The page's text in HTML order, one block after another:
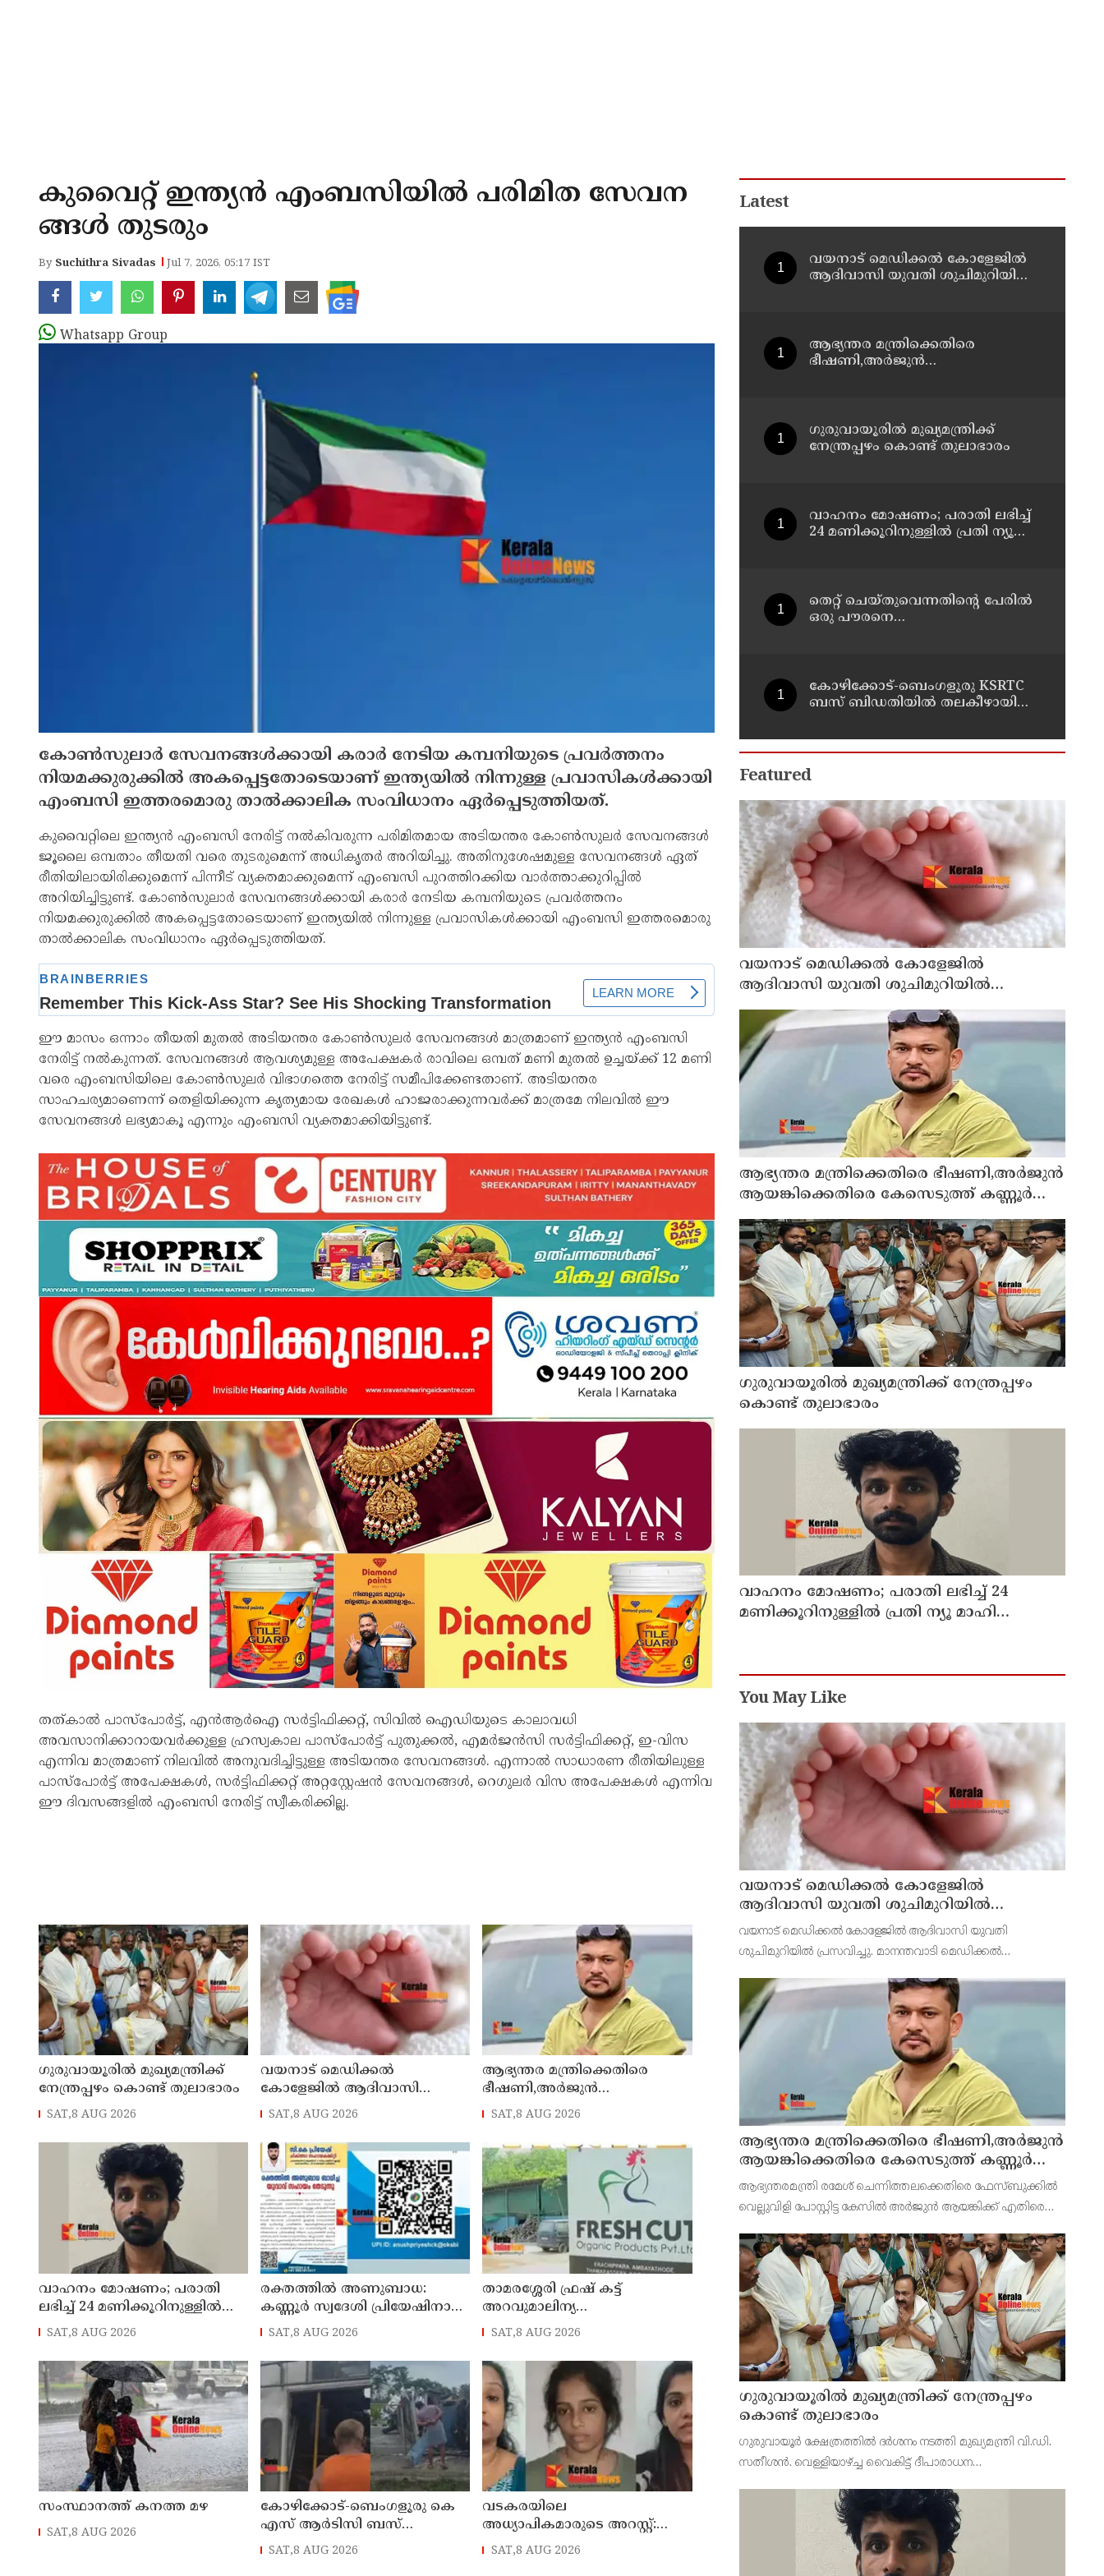
കുവൈറ്റ് ഇന്ത്യന്‍ എംബസിയില്‍ പരിമിത സേവന
ങ്ങള്‍ തുടരും
By Suchithra Sivadas Jul 7, 2026, 05:17 IST
Whatsapp Group
കോണ്‍സുലാര്‍ സേവനങ്ങള്‍ക്കായി കരാര്‍ നേടിയ കമ്പനിയുടെ പ്രവര്‍ത്തനം
നിയമക്കുരുക്കില്‍ അകപ്പെട്ടതോടെയാണ് ഇന്ത്യയില്‍ നിന്നുള്ള പ്രവാസികള്‍ക്കായി
എംബസി ഇത്തരമൊരു താല്‍ക്കാലിക സംവിധാനം ഏര്‍പ്പെടുത്തിയത്.
കുവൈറ്റിലെ ഇന്ത്യന്‍ എംബസി നേരിട്ട് നല്‍കിവരുന്ന പരിമിതമായ അടിയന്തര കോണ്‍സുലര്‍ സേവനങ്ങള്‍
ജൂലൈ ഒമ്പതാം തീയതി വരെ തുടരുമെന്ന് അധികൃതര്‍ അറിയിച്ചു. അതിനുശേഷമുള്ള സേവനങ്ങള്‍ ഏത്
രീതിയിലായിരിക്കുമെന്ന് പിന്നീട് വ്യക്തമാക്കുമെന്ന് എംബസി പുറത്തിറക്കിയ വാര്‍ത്താക്കുറിപ്പില്‍
അറിയിച്ചിട്ടുണ്ട്. കോണ്‍സുലാര്‍ സേവനങ്ങള്‍ക്കായി കരാര്‍ നേടിയ കമ്പനിയുടെ പ്രവര്‍ത്തനം
നിയമക്കുരുക്കില്‍ അകപ്പെട്ടതോടെയാണ് ഇന്ത്യയില്‍ നിന്നുള്ള പ്രവാസികള്‍ക്കായി എംബസി ഇത്തരമൊരു
താല്‍ക്കാലിക സംവിധാനം ഏര്‍പ്പെടുത്തിയത്.
ഈ മാസം ഒന്നാം തീയതി മുതല്‍ അടിയന്തര കോണ്‍സുലര്‍ സേവനങ്ങള്‍ മാത്രമാണ് ഇന്ത്യന്‍ എംബസി
നേരിട്ട് നല്‍കുന്നത്. സേവനങ്ങള്‍ ആവശ്യമുള്ള അപേക്ഷകര്‍ രാവിലെ ഒമ്പത് മണി മുതല്‍ ഉച്ചയ്ക്ക് 12 മണി
വരെ എംബസിയിലെ കോണ്‍സുലര്‍ വിഭാഗത്തെ നേരിട്ട് സമീപിക്കേണ്ടതാണ്. അടിയന്തര
സാഹചര്യമാണെന്ന് തെളിയിക്കുന്ന കൃത്യമായ രേഖകള്‍ ഹാജരാക്കുന്നവര്‍ക്ക് മാത്രമേ നിലവില്‍ ഈ
സേവനങ്ങള്‍ ലഭ്യമാകൂ എന്നും എംബസി വ്യക്തമാക്കിയിട്ടുണ്ട്.
തത്കാല്‍ പാസ്പോര്‍ട്ട്, എന്‍ആര്‍ഐ സര്‍ട്ടിഫിക്കറ്റ്, സിവില്‍ ഐഡിയുടെ കാലാവധി
അവസാനിക്കാറായവര്‍ക്കുള്ള ഹ്രസ്വകാല പാസ്പോര്‍ട്ട് പുതുക്കല്‍, എമര്‍ജന്‍സി സര്‍ട്ടിഫിക്കറ്റ്, ഇ-വിസ
എന്നിവ മാത്രമാണ് നിലവില്‍ അനുവദിച്ചിട്ടുള്ള അടിയന്തര സേവനങ്ങള്‍. എന്നാല്‍ സാധാരണ രീതിയിലുള്ള
പാസ്പോര്‍ട്ട് അപേക്ഷകള്‍, സര്‍ട്ടിഫിക്കറ്റ് അറ്റസ്റ്റേഷന്‍ സേവനങ്ങള്‍, റെഗുലര്‍ വിസ അപേക്ഷകള്‍ എന്നിവ
ഈ ദിവസങ്ങളില്‍ എംബസി നേരിട്ട് സ്വീകരിക്കില്ല.
ഗുരുവായൂരിൽ മുഖ്യമന്ത്രിക്ക്
നേന്ത്രപ്പഴം കൊണ്ട് തുലാഭാരം
SAT,8 AUG 2026
വയനാട് മെഡിക്കല്‍
കോളേജില്‍ ആദിവാസി
യുവതി ശുചിമുറിയില്‍
SAT,8 AUG 2026
ആഭ്യന്തര മന്ത്രിക്കെതിരെ
ഭീഷണി,അര്‍ജുന്‍
ആയങ്കിക്കെതിരെ കേസെടുത്ത്
SAT,8 AUG 2026
വാഹനം മോഷണം; പരാതി
ലഭിച്ച് 24 മണിക്കൂറിനുള്ളിൽ
പ്രതി ന്യൂ മാഹി പോലീസിന്റെ
പിടിയിൽ
SAT,8 AUG 2026
രക്തത്തിൽ അണുബാധ:
കണ്ണൂർ സ്വദേശി പ്രിയേഷിനായി
ചികിത്സാ സഹായം തേടുന്നു
SAT,8 AUG 2026
താമരശ്ശേരി ഫ്രഷ് കട്ട്
അറവുമാലിന്യ
ഫാക്ടറിക്കെതിരായ പ്രതിഷേധം
ഇന്നും തുടരും
SAT,8 AUG 2026
സംസ്ഥാനത്ത് കനത്ത മഴ
SAT,8 AUG 2026
കോഴിക്കോട്-ബെംഗളൂരു കെ
എസ് ആര്‍ടിസി ബസ്
നിയന്ത്രണം വിട്ട് തലകീഴായി
SAT,8 AUG 2026
വടകരയിലെ
അധ്യാപികമാരുടെ അറസ്റ്റ്:
അന്വേഷണം സംസ്ഥാനത്തിന്
SAT,8 AUG 2026
Latest
വയനാട് മെഡിക്കല്‍ കോളേജില്‍
ആദിവാസി യുവതി ശുചിമുറിയില്‍
ആഭ്യന്തര മന്ത്രിക്കെതിരെ
ഭീഷണി,അര്‍ജുന്‍
ഗുരുവായൂരിൽ മുഖ്യമന്ത്രിക്ക്
നേന്ത്രപ്പഴം കൊണ്ട് തുലാഭാരം
വാഹനം മോഷണം; പരാതി ലഭിച്ച്
24 മണിക്കൂറിനുള്ളിൽ പ്രതി ന്യൂ
തെറ്റ് ചെയ്തുവെന്നതിന്റെ പേരില്‍
ഒരു പൗരനെ
ഭരണമുള്ള യുപിയോ ബിഹാറോ
അല്ല ; അര്‍ജുന്‍ ആയങ്കിയെ
കോഴിക്കോട്-ബെംഗളൂരു KSRTC
ബസ് ബിഡതിയിൽ തലകീഴായി
കണ്ടക്ടർക്കും ദാരുണാന്ത്യം,
നിരവധി യാത്രക്കാർക്ക് പരിക്ക്
Featured
വയനാട് മെഡിക്കല്‍ കോളേജില്‍
ആദിവാസി യുവതി ശുചിമുറിയില്‍
പ്രസവിച്ചു
ആഭ്യന്തര മന്ത്രിക്കെതിരെ ഭീഷണി,അര്‍ജുന്‍
ആയങ്കിക്കെതിരെ കേസെടുത്ത് കണ്ണൂര്‍
സൈബര്‍ പൊലീസ്
ഗുരുവായൂരിൽ മുഖ്യമന്ത്രിക്ക് നേന്ത്രപ്പഴം
കൊണ്ട് തുലാഭാരം
വാഹനം മോഷണം; പരാതി ലഭിച്ച് 24
മണിക്കൂറിനുള്ളിൽ പ്രതി ന്യൂ മാഹി
You May Like
വയനാട് മെഡിക്കല്‍ കോളേജില്‍
ആദിവാസി യുവതി ശുചിമുറിയില്‍
പ്രസവിച്ചു
വയനാട് മെഡിക്കല്‍ കോളേജില്‍ ആദിവാസി യുവതി
ശുചിമുറിയില്‍ പ്രസവിച്ചു. മാനന്തവാടി മെഡിക്കല്‍
പ്രസവിച്ചത്. ഇന്നലെ രാവിലെയാണ് തിരുനെല്ലി സ്വദേശിയായ
19കാരിയെ പ
ആഭ്യന്തര മന്ത്രിക്കെതിരെ ഭീഷണി,അര്‍ജുന്‍
ആയങ്കിക്കെതിരെ കേസെടുത്ത് കണ്ണൂര്‍
സൈബര്‍ പൊലീസ്
ആഭ്യന്തരമന്ത്രി രമേശ് ചെന്നിത്തലക്കെതിരെ ഫേസ്ബുക്കില്‍
വെല്ലുവിളി പോസ്റ്റിട്ട കേസില്‍ അര്‍ജുന്‍ ആയങ്കിക്ക് എതിരെ
പ്രസിഡന്റ് മാര്‍ട്ടിന്‍ ജോര്‍ജ് നല്
ഗുരുവായൂരിൽ മുഖ്യമന്ത്രിക്ക് നേന്ത്രപ്പഴം
കൊണ്ട് തുലാഭാരം
ഗുരുവായൂർ ക്ഷേത്രത്തിൽ ദർശനം നടത്തി മുഖ്യമന്ത്രി വി.ഡി.
സതീശൻ. വെള്ളിയാഴ്ച്ച വൈകിട്ട് ദീപാരാധന